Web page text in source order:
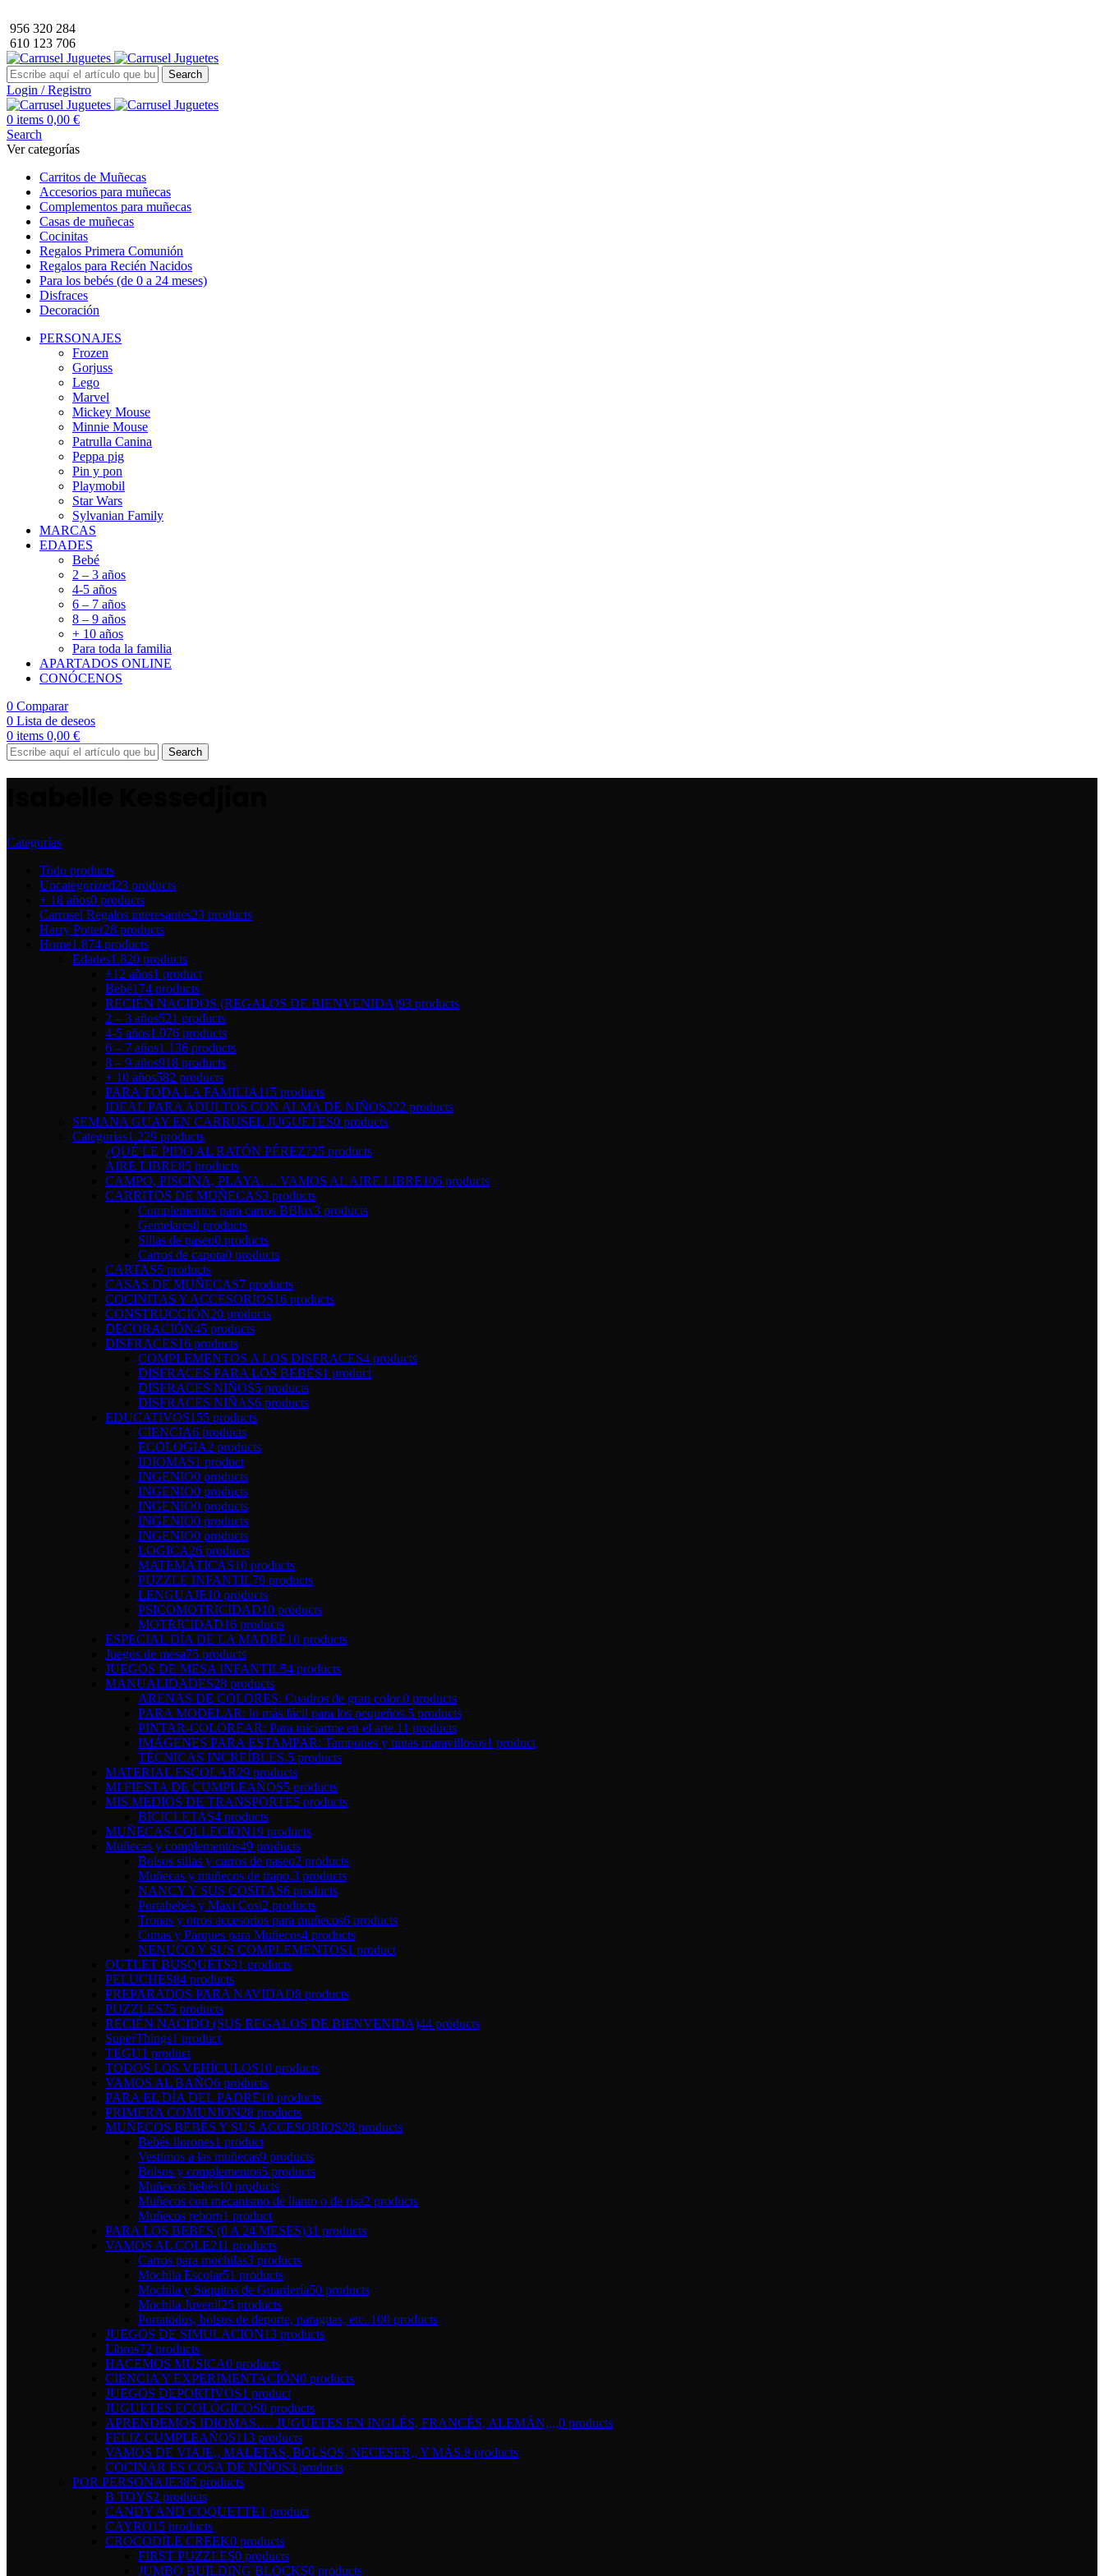
956 320 284
610 123 706
Search
Login / Registro
0 items 0,00 €
Search
Ver categorías
Carritos de Muñecas
Accesorios para muñecas
Complementos para muñecas
Casas de muñecas
Cocinitas
Regalos Primera Comunión
Regalos para Recién Nacidos
Para los bebés (de 0 a 24 meses)
Disfraces
Decoración
PERSONAJES
Frozen
Gorjuss
Lego
Marvel
Mickey Mouse
Minnie Mouse
Patrulla Canina
Peppa pig
Pin y pon
Playmobil
Star Wars
Sylvanian Family
MARCAS
EDADES
Bebé
2 – 3 años
4-5 años
6 – 7 años
8 – 9 años
+ 10 años
Para toda la familia
APARTADOS ONLINE
CONÓCENOS
0 Comparar
0 Lista de deseos
0 items 0,00 €
Search
Categorías
Todo products
Uncategorized23 products
+ 18 años0 products
Carrusel Regalos interesantes23 products
Harry Potter28 products
Home1.874 products
Edades1.820 products
+12 años1 product
Bebé174 products
RECIÉN NACIDOS (REGALOS DE BIENVENIDA)93 products
2 – 3 años521 products
4-5 años1.076 products
6 – 7 años1.136 products
8 – 9 años918 products
+ 10 años582 products
PARA TODA LA FAMILIA115 products
IDEAL PARA ADULTOS CON ALMA DE NIÑOS222 products
SEMANA GUAY EN CARRUSEL JUGUETES0 products
Categorías1.229 products
¿QUÉ LE PIDO AL RATÓN PÉREZ?25 products
AIRE LIBRE85 products
CAMPO, PISCINA, PLAYA…. VAMOS AL AIRE LIBRE106 products
CARRITOS DE MUÑECAS3 products
Complementos para carros BBlux3 products
Gemelares0 products
Sillas de paseo0 products
Carros de capota0 products
CARTAS5 products
CASAS DE MUÑECAS7 products
COCINITAS Y ACCESORIOS16 products
CONSTRUCCIÓN20 products
DECORACIÓN45 products
DISFRACES16 products
COMPLEMENTOS A LOS DISFRACES4 products
DISFRACES PARA LOS BEBÉS1 product
DISFRACES NIÑOS5 products
DISFRACES NIÑAS6 products
EDUCATIVOS155 products
CIENCIA6 products
ECOLOGIA2 products
IDIOMAS1 product
INGENIO0 products
INGENIO0 products
INGENIO0 products
INGENIO0 products
INGENIO0 products
LOGICA26 products
MATEMÁTICAS10 products
PUZZLE INFANTIL79 products
LENGUAJE10 products
PSICOMOTRICIDAD10 products
MOTRICIDAD16 products
ESPECIAL DÍA DE LA MADRE10 products
Juegos de mesa75 products
JUEGOS DE MESA INFANTIL54 products
MANUALIDADES28 products
ARENAS DE COLORES: Cuadros de gran color.0 products
PARA MODELAR: lo más fácil para los pequeños.5 products
PINTAR-COLOREAR: Para iniciarme en el arte.11 products
IMÁGENES PARA ESTAMPAR: Tampones y tintas maravillosos1 product
TÉCNICAS INCREÍBLES.5 products
MATERIAL ESCOLAR29 products
MI FIESTA DE CUMPLEAÑOS5 products
MIS MEDIOS DE TRANSPORTE5 products
BICICLETAS4 products
MUÑECAS COLLECION19 products
Muñecas y complementos49 products
Bolsos sillas y carros de paseo2 products
Muñecas y muñecos de trapo.3 products
NANCY Y SUS COSITAS6 products
Portabebés y Maxi Cosi2 products
Tronas y otros accesorios para muñecos6 products
Cunas y Parques para Muñecos4 products
NENUCO Y SUS COMPLEMENTOS1 product
OUTLET BUSQUETS31 products
PELUCHES84 products
PREPARADOS PARA NAVIDAD8 products
PUZZLES75 products
RECIÉN NACIDO (SUS REGALOS DE BIENVENIDA)44 products
SuperThings1 product
TEGU1 product
TODOS LOS VEHÍCULOS10 products
VAMOS AL BAÑO6 products
PARA EL DÍA DEL PADRE10 products
PRIMERA COMUNION28 products
MUÑECOS BEBÉS Y SUS ACCESORIOS28 products
Bebés llorones1 product
Vestimos a las muñecas9 products
Bolsos y complementos5 products
Muñecos bebés10 products
Muñecos con mecanismo de llanto o de risa2 products
Muñecos reborn1 product
PARA LOS BEBES (0 A 24 MESES)31 products
VAMOS AL COLE211 products
Carros para mochilas3 products
Mochila Escolar51 products
Mochila y Saquitos de Guardería50 products
Mochila Juvenil25 products
Portatodos, bolsos de deporte, paraguas, etc..100 products
JUEGOS DE SIMULACION13 products
Libros72 products
HACEMOS MÚSICA0 products
CIENCIA Y EXPERIMENTACIÓN0 products
JUEGOS DEPORTIVOS1 product
JUGUETES ECOLÓGICOS0 products
APRENDEMOS IDIOMAS…. JUGUETES EN INGLÉS, FRANCÉS, ALEMÁN,,,,0 products
FELIZ CUMPLEAÑOS113 products
VAMOS DE VIAJE,, MALETAS, BOLSOS, NECESER,, Y MÁS.8 products
COCINAR ES COSA DE NIÑOS3 products
POR PERSONAJE385 products
B TOYS2 products
CANDY AND COQUETTE1 product
CAYRO15 products
CROCODILE CREEK0 products
FIRST PUZZLES0 products
JUMBO BUILDING BLOCKS0 products